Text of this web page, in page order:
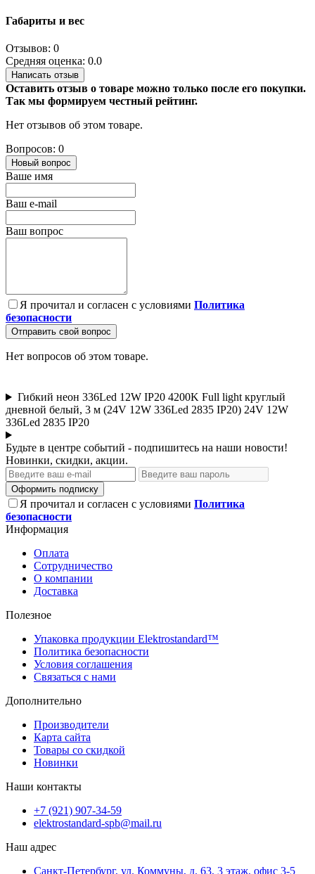
Габариты и вес
Отзывов: 0
Средняя оценка: 0.0
Написать отзыв
Оставить отзыв о товаре можно только после его покупки.
Так мы формируем честный рейтинг.
Нет отзывов об этом товаре.
Вопросов: 0
Новый вопрос
Ваше имя
Ваш e-mail
Ваш вопрос
Я прочитал и согласен с условиями Политика
безопасности
Отправить свой вопрос
Нет вопросов об этом товаре.
Гибкий неон 336Led 12W IP20 4200K Full light круглый
дневной белый, 3 м (24V 12W 336Led 2835 IP20) 24V 12W
336Led 2835 IP20
Будьте в центре событий - подпишитесь на наши новости!
Новинки, скидки, акции.
Оформить подписку
Я прочитал и согласен с условиями Политика
безопасности
Информация
Оплата
Сотрудничество
О компании
Доставка
Полезное
Упаковка продукции Elektrostandard™
Политика безопасности
Условия соглашения
Связаться с нами
Дополнительно
Производители
Карта сайта
Товары со скидкой
Новинки
Наши контакты
+7 (921) 907-34-59
elektrostandard-spb@mail.ru
Наш адрес
Санкт-Петербург, ул. Коммуны, д. 63, 3 этаж, офис 3-5